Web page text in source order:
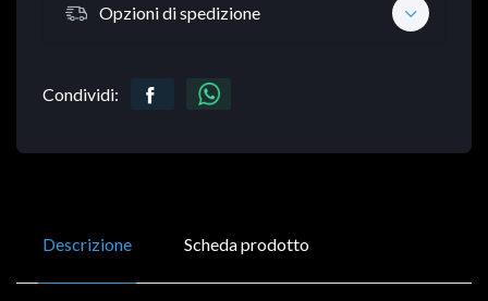
Opzioni di spedizione
Condividi:
Descrizione Scheda prodotto